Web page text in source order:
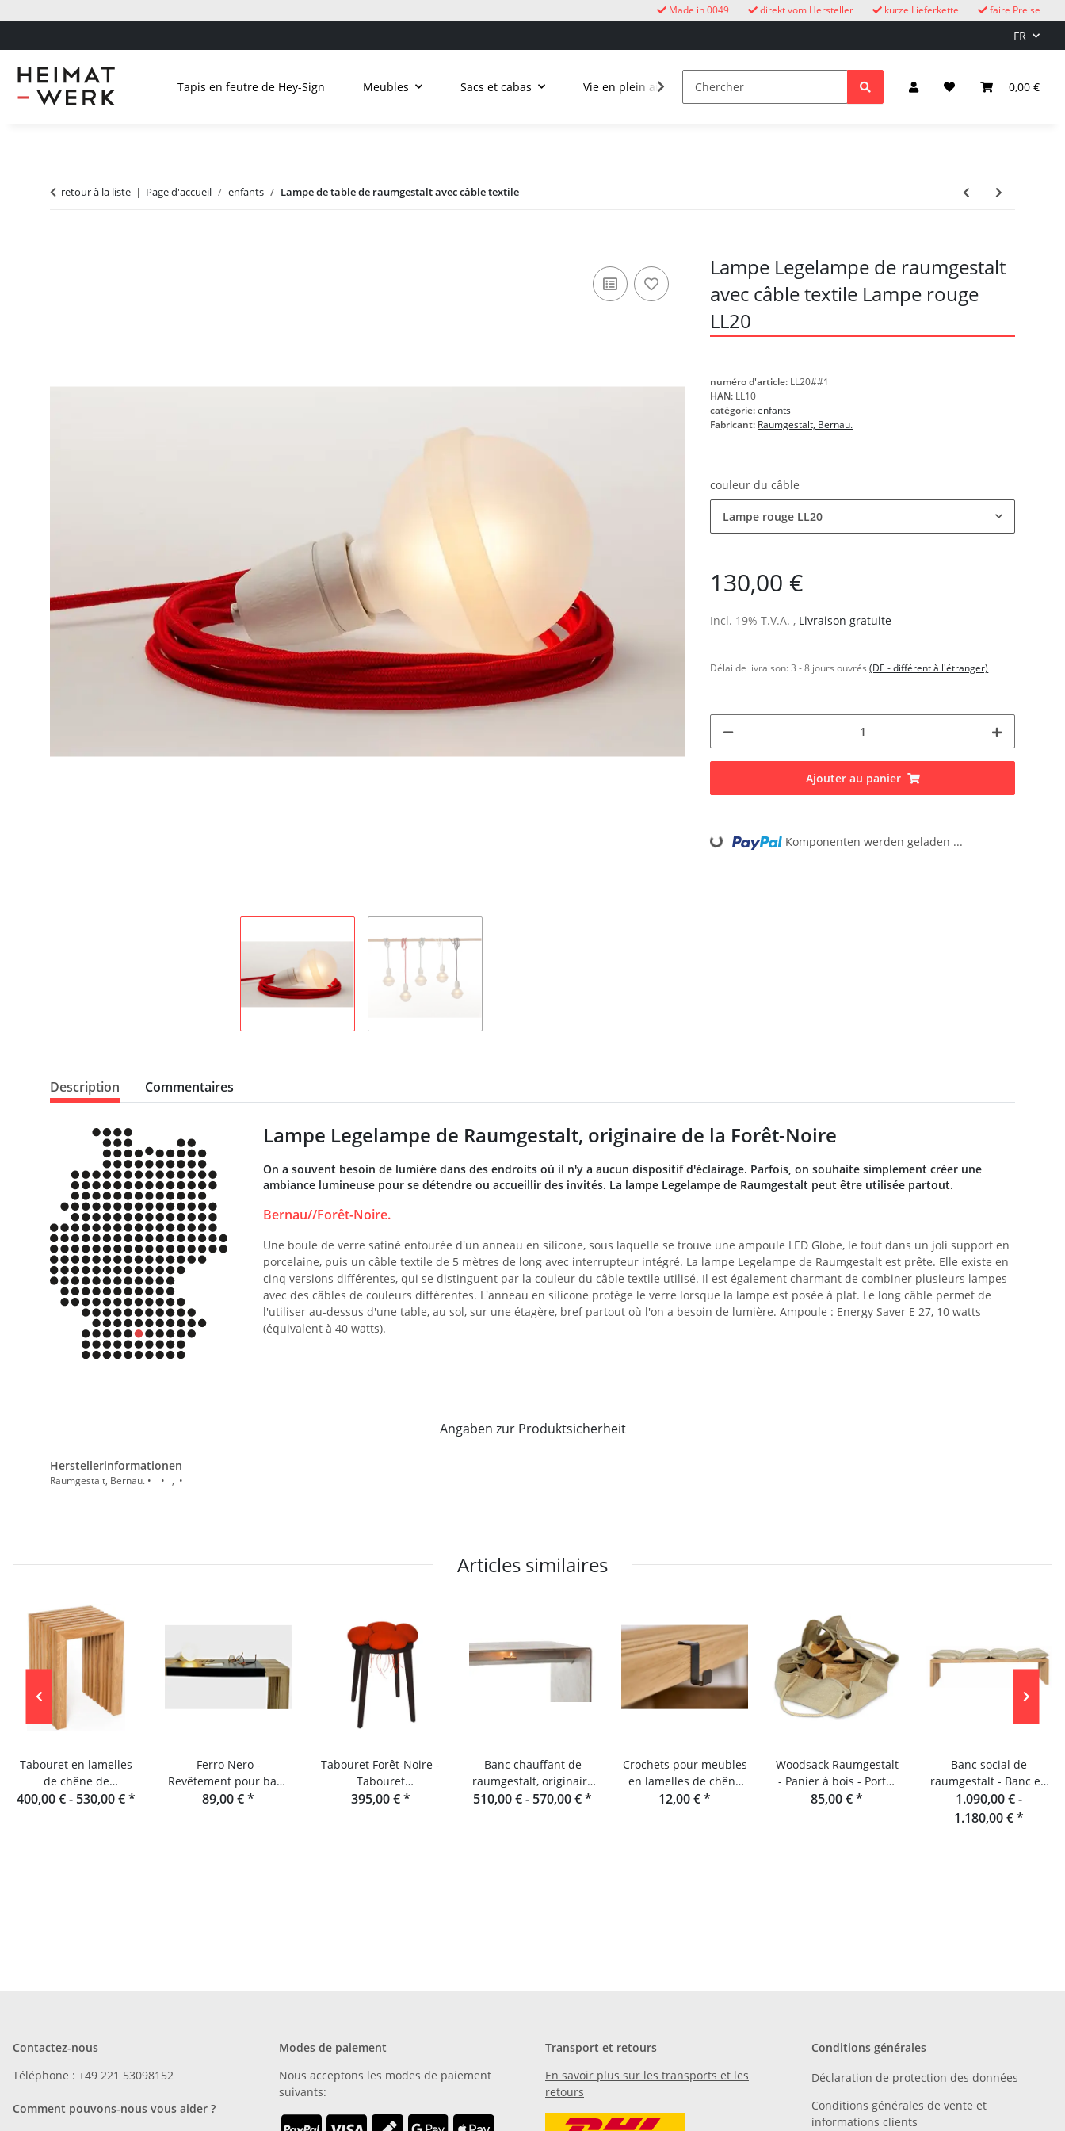
faire Preise
kurze Lieferkette
direkt vom Hersteller
Made in 0049
FR
0,00 €
Tapis en feutre de Hey-Sign Meubles Sacs et cabas Vie en plein air Coucous Éclairage et électricité
retour à la liste Page d'accueil enfants Lampe de table de raumgestalt avec câble textile
Lampe Legelampe de raumgestalt
avec câble textile Lampe rouge
LL20
numéro d'article: LL20##1
HAN: LL10
catégorie:enfants
Fabricant: Raumgestalt, Bernau.
couleur du câble
Lampe rouge LL20
130,00 €
Incl. 19% T.V.A. , Livraison gratuite
Délai de livraison:3 - 8 jours ouvrés(DE - différent à l'étranger)
Ajouter au panier
Loading... Komponenten werden geladen ...
Description Commentaires
Lampe Legelampe de Raumgestalt, originaire de la Forêt-Noire
On a souvent besoin de lumière dans des endroits où il n'y a aucun dispositif d'éclairage. Parfois, on souhaite simplement créer une
ambiance lumineuse pour se détendre ou accueillir des invités. La lampe Legelampe de Raumgestalt peut être utilisée partout.
Bernau//Forêt-Noire.
Une boule de verre satiné entourée d'un anneau en silicone, sous laquelle se trouve une ampoule LED Globe, le tout dans un joli support en
porcelaine, puis un câble textile de 5 mètres de long avec interrupteur intégré. La lampe Legelampe de Raumgestalt est prête. Elle existe en
cinq versions différentes, qui se distinguent par la couleur du câble textile utilisé. Il est également charmant de combiner plusieurs lampes
avec des câbles de couleurs différentes. L'anneau en silicone protège le verre lorsque la lampe est posée à plat. Le long câble permet de
l'utiliser au-dessus d'une table, au sol, sur une étagère, bref partout où l'on a besoin de lumière. Ampoule : Energy Saver E 27, 10 watts
(équivalent à 40 watts).
Angaben zur Produktsicherheit
Herstellerinformationen
Raumgestalt, Bernau. • • , •
Articles similaires
Tabouret en lamelles
de chêne de
raumgestalt, originaire
400,00 € - 530,00 €*
Ferro Nero -
Revêtement pour banc
en lamelles de chêne et
89,00 €*
Tabouret Forêt-Noire -
Tabouret
Bollenhuthocker
395,00 €*
Banc chauffant de
raumgestalt, originaire
de la Forêt-Noire
510,00 € - 570,00 €*
Crochets pour meubles
en lamelles de chêne
de Raumgestalt
12,00 €*
Woodsack Raumgestalt
- Panier à bois - Porte-
bûches
85,00 €*
Banc social de
raumgestalt - Banc en
lamelles de chêne 180
cm
1.090,00 € -
1.180,00 €*
Contactez-nous
Téléphone : +49 221 53098152
Comment pouvons-nous vous aider ?
Modes de paiement
Nous acceptons les modes de paiement
suivants:
Transport et retours
En savoir plus sur les transports et les
retours
Conditions générales
Déclaration de protection des données
Conditions générales de vente et
informations clients